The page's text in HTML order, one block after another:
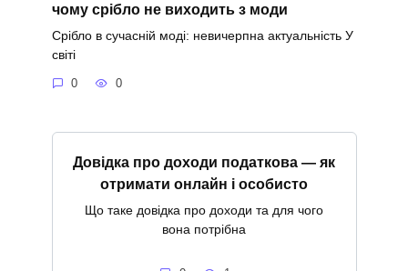
чому срібло не виходить з моди
Срібло в сучасній моді: невичерпна актуальність У
світі
0 0
Довідка про доходи податкова — як
отримати онлайн і особисто
Що таке довідка про доходи та для чого
вона потрібна